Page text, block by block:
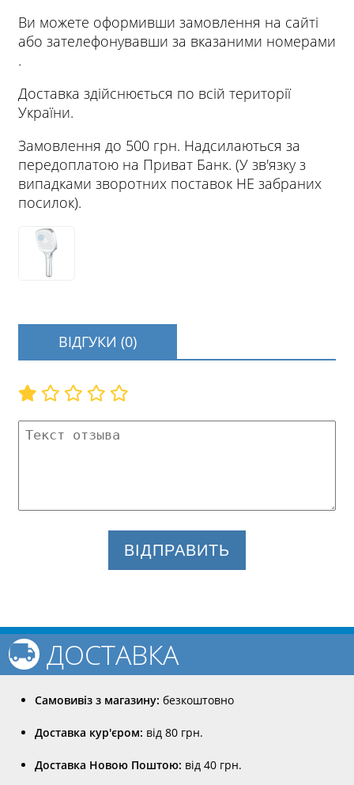
Ви можете оформивши замовлення на сайті
або зателефонувавши за вказаними номерами
.
Доставка здійснюється по всій території
України.
Замовлення до 500 грн. Надсилаються за
передоплатою на Приват Банк. (У зв'язку з
випадками зворотних поставок НЕ забраних
посилок).
ВІДГУКИ (0)
ВІДПРАВИТЬ
ДОСТАВКА
Самовивіз з магазину: безкоштовно
Доставка кур'єром: від 80 грн.
Доставка Новою Поштою: від 40 грн.